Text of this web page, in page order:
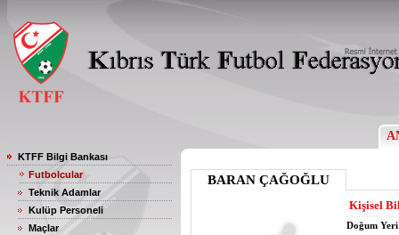
KTFF Bilgi Bankası
Futbolcular
Teknik Adamlar
Kulüp Personeli
Maçlar
BARAN ÇAĞOĞLU
Kişisel
Doğum Yeri